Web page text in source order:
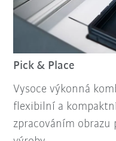
Pick & Place
Vysoce výkonná
flexibilní a
zpracováním obrazu